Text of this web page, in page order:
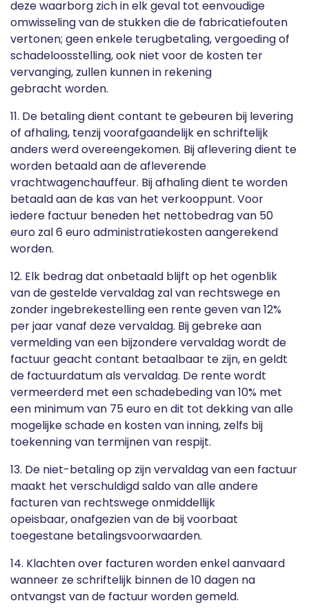
deze waarborg zich in elk geval tot eenvoudige
omwisseling van de stukken die de fabricatiefouten
vertonen; geen enkele terugbetaling, vergoeding of
schadeloosstelling, ook niet voor de kosten ter
vervanging, zullen kunnen in rekening
gebracht worden.
11. De betaling dient contant te gebeuren bij levering
of afhaling, tenzij voorafgaandelijk en schriftelijk
anders werd overeengekomen. Bij aflevering dient te
worden betaald aan de afleverende
vrachtwagenchauffeur. Bij afhaling dient te worden
betaald aan de kas van het verkooppunt. Voor
iedere factuur beneden het nettobedrag van 50
euro zal 6 euro administratiekosten aangerekend
worden.
12. Elk bedrag dat onbetaald blijft op het ogenblik
van de gestelde vervaldag zal van rechtswege en
zonder ingebrekestelling een rente geven van 12%
per jaar vanaf deze vervaldag. Bij gebreke aan
vermelding van een bijzondere vervaldag wordt de
factuur geacht contant betaalbaar te zijn, en geldt
de factuurdatum als vervaldag. De rente wordt
vermeerderd met een schadebeding van 10% met
een minimum van 75 euro en dit tot dekking van alle
mogelijke schade en kosten van inning, zelfs bij
toekenning van termijnen van respijt.
13. De niet-betaling op zijn vervaldag van een factuur
maakt het verschuldigd saldo van alle andere
facturen van rechtswege onmiddellijk
opeisbaar, onafgezien van de bij voorbaat
toegestane betalingsvoorwaarden.
14. Klachten over facturen worden enkel aanvaard
wanneer ze schriftelijk binnen de 10 dagen na
ontvangst van de factuur worden gemeld.